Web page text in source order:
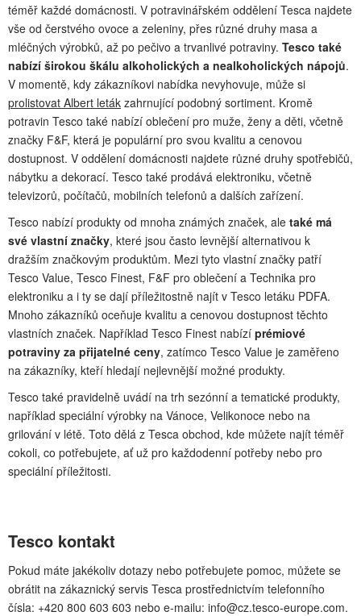
téměř každé domácnosti. V potravinářském oddělení Tesca najdete
vše od čerstvého ovoce a zeleniny, přes různé druhy masa a
mléčných výrobků, až po pečivo a trvanlivé potraviny. Tesco také
nabízí širokou škálu alkoholických a nealkoholických nápojů.
V momentě, kdy zákazníkovi nabídka nevyhovuje, může si
prolistovat Albert leták zahrnující podobný sortiment. Kromě
potravin Tesco také nabízí oblečení pro muže, ženy a děti, včetně
značky F&F, která je populární pro svou kvalitu a cenovou
dostupnost. V oddělení domácnosti najdete různé druhy spotřebičů,
nábytku a dekorací. Tesco také prodává elektroniku, včetně
televizorů, počítačů, mobilních telefonů a dalších zařízení.
Tesco nabízí produkty od mnoha známých značek, ale také má
své vlastní značky, které jsou často levnější alternativou k
dražším značkovým produktům. Mezi tyto vlastní značky patří
Tesco Value, Tesco Finest, F&F pro oblečení a Technika pro
elektroniku a i ty se dají příležitostně najít v Tesco letáku PDFA.
Mnoho zákazníků oceňuje kvalitu a cenovou dostupnost těchto
vlastních značek. Například Tesco Finest nabízí prémiové
potraviny za přijatelné ceny, zatímco Tesco Value je zaměřeno
na zákazníky, kteří hledají nejlevnější možné produkty.
Tesco také pravidelně uvádí na trh sezónní a tematické produkty,
například speciální výrobky na Vánoce, Velikonoce nebo na
grilování v létě. Toto dělá z Tesca obchod, kde můžete najít téměř
cokoli, co potřebujete, ať už pro každodenní potřeby nebo pro
speciální příležitosti.
Tesco kontakt
Pokud máte jakékoliv dotazy nebo potřebujete pomoc, můžete se
obrátit na zákaznický servis Tesca prostřednictvím telefonního
čísla: +420 800 603 603 nebo e-mailu: info@cz.tesco-europe.com.